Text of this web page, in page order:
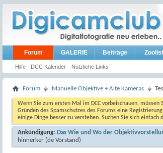
Forum
Hilfe DCC Kalender Nützliche Links
GALERIE Beiträge
Forum Manuelle Objektive + Alte Kameras
Wenn Sie zum ersten Mal im DCC vorbeischauen, müssen
Gründen des Spamschutzes des Forums eine
einige Dinge besser zu verstehen. Suchen Sie sich
Ankündigung: Das Wie und Wo der
hinnerker (de Vörstand)